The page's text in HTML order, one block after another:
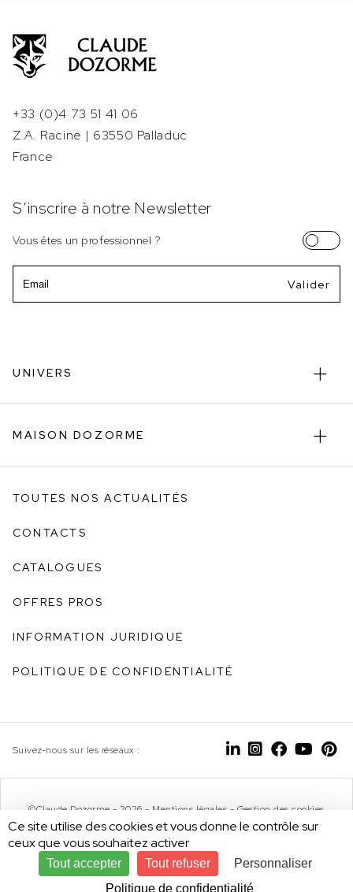
+33 (0)4 73 51 41 06
Z.A. Racine | 63550 Palladuc
France
S’inscrire à notre Newsletter
Vous êtes un professionnel ?
UNIVERS
MAISON DOZORME
TOUTES NOS ACTUALITÉS
CONTACTS
CATALOGUES
OFFRES PROS
INFORMATION JURIDIQUE
POLITIQUE DE CONFIDENTIALITÉ
Suivez-nous sur les réseaux :
©Claude Dozorme - 2026 - Mentions légales - Gestion des cookies
Design by
Ce site utilise des cookies et vous donne le contrôle sur
ceux que vous souhaitez activer
Tout accepter Tout refuser
Personnaliser
Politique de confidentialité